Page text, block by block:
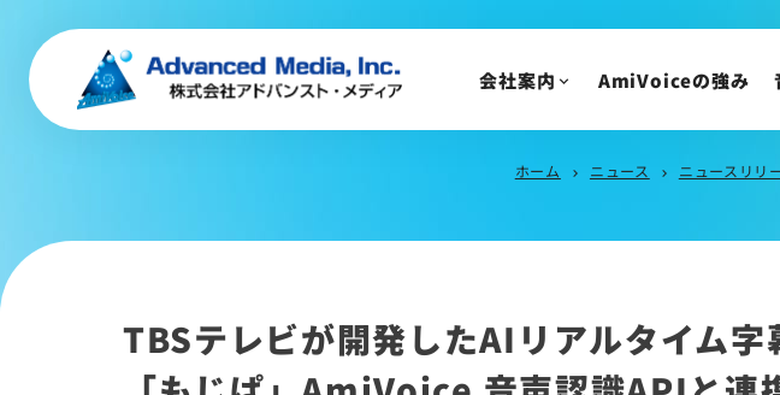
トップメッセージ
会社沿革
サステナビリティ
メディア掲載
イベント・セミナー
会社案内 AmiVoiceの強み
ホーム chevron_right ニュース chevron_right ニュースリリ
TBSテレビが開発したAIリアルタイム字